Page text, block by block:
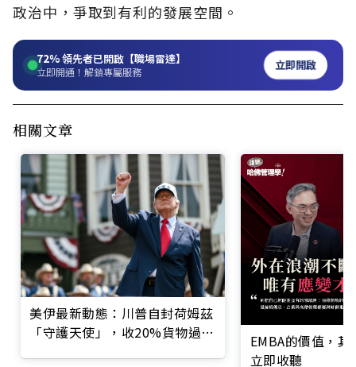
政治中，爭取到有利的發展空間。
72%領先者已開啟【職場雷達】
立即開通！解鎖專屬服務 立即開啟
相關文章
美伊最新動態：川普自封荷姆茲
「守護天使」，收20%貨物過路
EMBA的價值，
立即收聽